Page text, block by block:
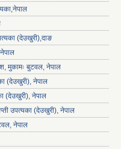
(देउखुरी),दाङ
मुकामः बुटवल, नेपाल
(देउखुरी), नेपाल
(देउखुरी), नेपाल
उपत्यका (देउखुरी), नेपाल
नेपाल